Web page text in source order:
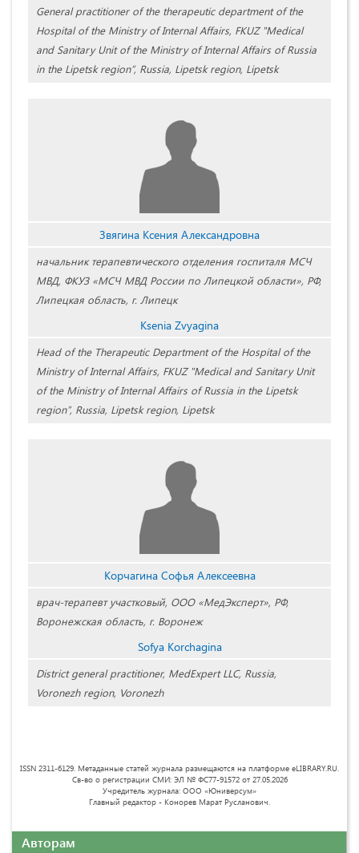
General practitioner of the therapeutic department of the
Hospital of the Ministry of Internal Affairs, FKUZ "Medical
and Sanitary Unit of the Ministry of Internal Affairs of Russia
in the Lipetsk region”, Russia, Lipetsk region, Lipetsk
Звягина Ксения Александровна
начальник терапевтического отделения госпиталя МСЧ
МВД, ФКУЗ «МСЧ МВД России по Липецкой области», РФ,
Липецкая область, г. Липецк
Ksenia Zvyagina
Head of the Therapeutic Department of the Hospital of the
Ministry of Internal Affairs, FKUZ "Medical and Sanitary Unit
of the Ministry of Internal Affairs of Russia in the Lipetsk
region”, Russia, Lipetsk region, Lipetsk
Корчагина Софья Алексеевна
врач-терапевт участковый, ООО «МедЭксперт», РФ,
Воронежская область, г. Воронеж
Sofya Korchagina
District general practitioner, MedExpert LLC, Russia,
Voronezh region, Voronezh
ISSN 2311-6129. Метаданные статей журнала размещаются на платформе eLIBRARY.RU.
Св-во о регистрации СМИ: ЭЛ № ФС77-91572 от 27.05.2026
Учредитель журнала: ООО «Юниверсум»
Главный редактор - Конорев Марат Русланович.
Авторам